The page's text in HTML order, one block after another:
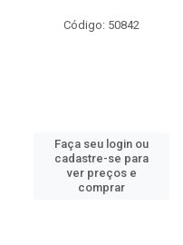
Código: 50842
Faça seu login ou
cadastre-se para
ver preços e
comprar